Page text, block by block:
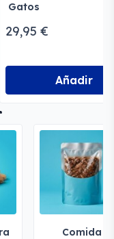
Gatos
29,95 €
Añadir
Comida